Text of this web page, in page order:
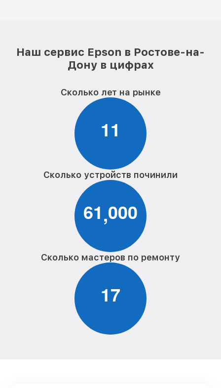
Наш сервис Epson в Ростове-на-
Дону в цифрах
Сколько лет на рынке
11
Сколько устройств починили
61,000
Сколько мастеров по ремонту
17